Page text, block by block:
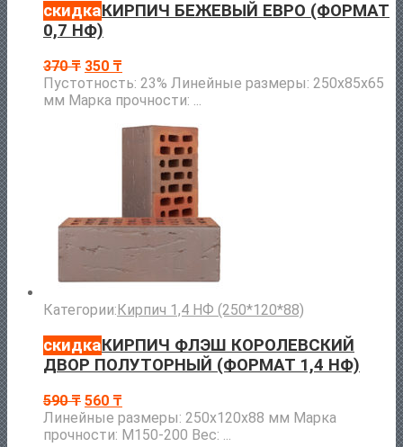
скидкаКИРПИЧ БЕЖЕВЫЙ ЕВРО (ФОРМАТ
0,7 НФ)
370₸ 350 ₸
Пустотность: 23% Линейные размеры: 250х85х65
мм Марка прочности: ...
Категории:Кирпич 1,4 НФ (250*120*88)
скидкаКИРПИЧ ФЛЭШ КОРОЛЕВСКИЙ
ДВОР ПОЛУТОРНЫЙ (ФОРМАТ 1,4 НФ)
590₸ 560 ₸
Линейные размеры: 250х120х88 мм Марка
прочности: М150-200 Вес: ...